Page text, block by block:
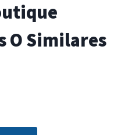
O Similares